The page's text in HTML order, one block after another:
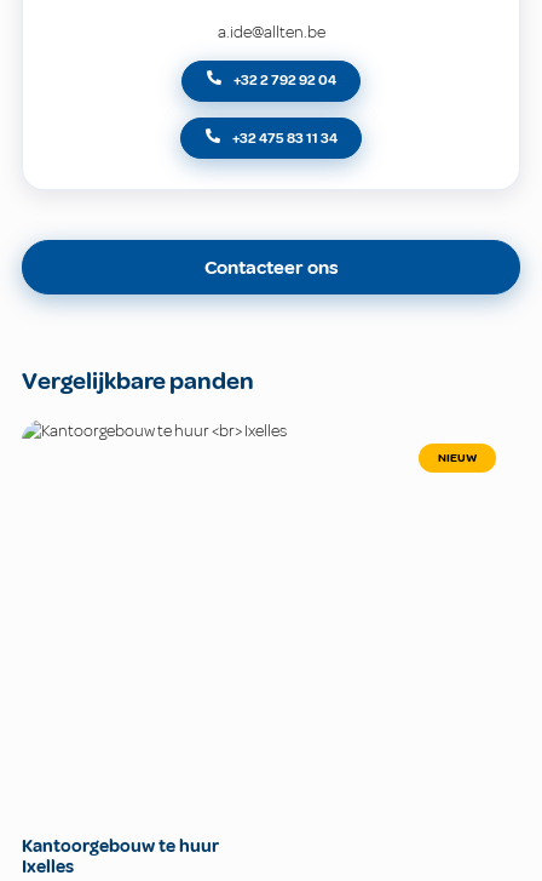
a.ide@allten.be
+32 2 792 92 04
+32 475 83 11 34
Contacteer ons
Vergelijkbare panden
NIEUW
Kantoorgebouw te huur
Ixelles